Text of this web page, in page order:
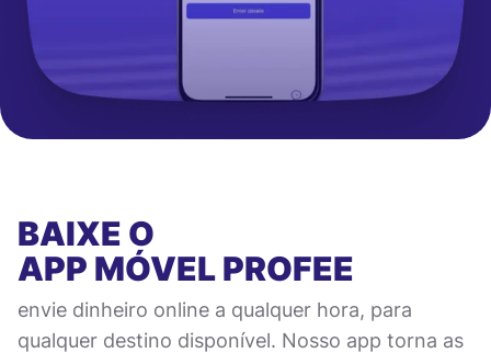
BAIXE O
APP MÓVELPROFEE
envie dinheiro online a qualquer hora, para
qualquer destino disponível. Nosso app torna as